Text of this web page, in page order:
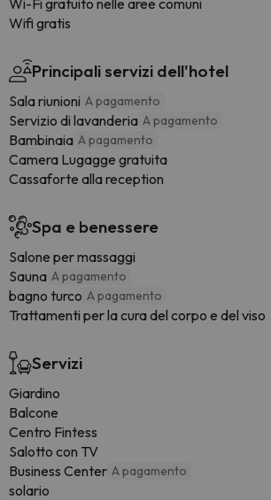
Wi-Fi gratuito nelle aree comuni
Wifi gratis
Principali servizi dell'hotel
Sala riunioni A pagamento
Servizio di lavanderia A pagamento
Bambinaia A pagamento
Camera Lugagge gratuita
Cassaforte alla reception
Spa e benessere
Salone per massaggi
Sauna A pagamento
bagno turco A pagamento
Trattamenti per la cura del corpo e del viso
Servizi
Giardino
Balcone
Centro Fintess
Salotto con TV
Business Center A pagamento
solario